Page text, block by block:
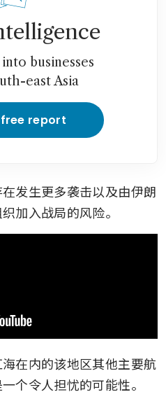
businesses
east Asia
report
发生更多袭击以及由伊朗
加入战局的风险。
在内的该地区其他主要航
个令人担忧的可能性。